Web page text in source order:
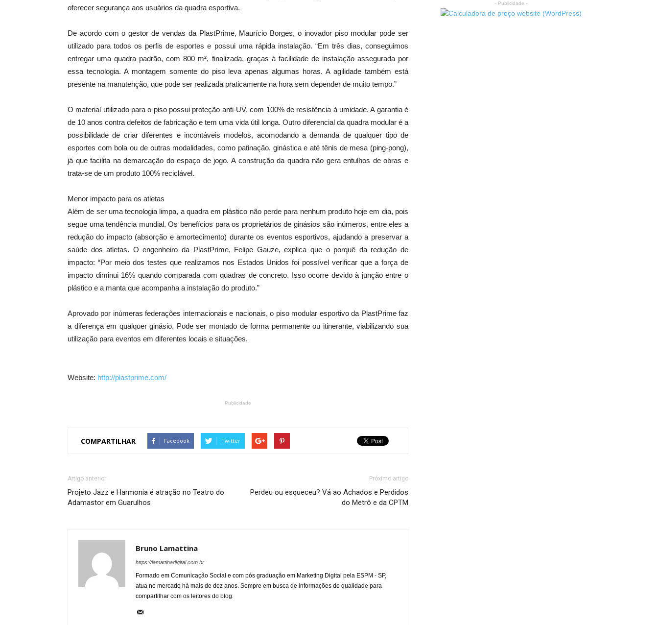
oferecer segurança aos usuários da quadra esportiva.
De acordo com o gestor de vendas da PlastPrime, Maurício Borges, o inovador piso modular pode ser
utilizado para todos os perfis de esportes e possui uma rápida instalação. “Em três dias, conseguimos
entregar uma quadra padrão, com 800 m², finalizada, graças à facilidade de instalação assegurada por
essa tecnologia. A montagem somente do piso leva apenas algumas horas. A agilidade também está
presente na manutenção, que pode ser realizada praticamente na hora sem depender de muito tempo.”
O material utilizado para o piso possui proteção anti-UV, com 100% de resistência à umidade. A garantia é
de 10 anos contra defeitos de fabricação e tem uma vida útil longa. Outro diferencial da quadra modular é a
possibilidade de criar diferentes e incontáveis modelos, acomodando a demanda de qualquer tipo de
esportes com bola ou de outras modalidades, como patinação, ginástica e até tênis de mesa (ping-pong),
já que facilita na demarcação do espaço de jogo. A construção da quadra não gera entulhos de obras e
trata-se de um produto 100% reciclável.
Menor impacto para os atletas
Além de ser uma tecnologia limpa, a quadra em plástico não perde para nenhum produto hoje em dia, pois
segue uma tendência mundial. Os benefícios para os proprietários de ginásios são inúmeros, entre eles a
redução do impacto (absorção e amortecimento) durante os eventos esportivos, ajudando a preservar a
saúde dos atletas. O engenheiro da PlastPrime, Felipe Gauze, explica que o porquê da redução de
impacto: “Por meio dos testes que realizamos nos Estados Unidos foi possível verificar que a força de
impacto diminui 16% quando comparada com quadras de concreto. Isso ocorre devido à junção entre o
plástico e a manta que acompanha a instalação do produto.”
Aprovado por inúmeras federações internacionais e nacionais, o piso modular esportivo da PlastPrime faz
a diferença em qualquer ginásio. Pode ser montado de forma permanente ou itinerante, viabilizando sua
utilização para eventos em diferentes locais e situações.
Website: http://plastprime.com/
Publicidade
COMPARTILHAR Facebook Twitter
Artigo anterior
Projeto Jazz e Harmonia é atração no Teatro do
Adamastor em Guarulhos
Próximo artigo
Perdeu ou esqueceu? Vá ao Achados e Perdidos
do Metrô e da CPTM
Bruno Lamattina
https://lamattinadigital.com.br
Formado em Comunicação Social e com pós graduação em Marketing Digital pela ESPM - SP,
atua no mercado há mais de dez anos. Sempre em busca de informações de qualidade para
compartilhar com os leitores do blog.
- Publicidade -